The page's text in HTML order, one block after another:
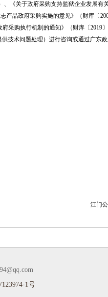
《关于政府采购支持监狱企业发展有
产品政府采购实施的意见》（财库〔
采购执行机制的通知》（财库〔2019〕
技术问题处理）进行咨询或通过广东
江门
1号